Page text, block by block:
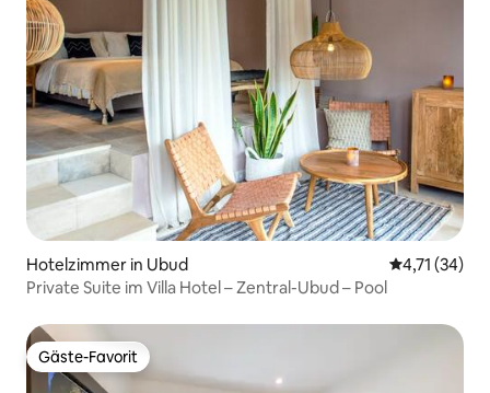
Hotelzimmer in Ubud
4,71 (34)
Private Suite im Villa Hotel – Zentral-Ubud – Pool
Gäste-Favorit
Gäste-Favorit